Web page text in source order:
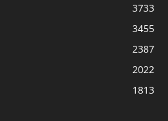
3733
3455
2387
2022
1813